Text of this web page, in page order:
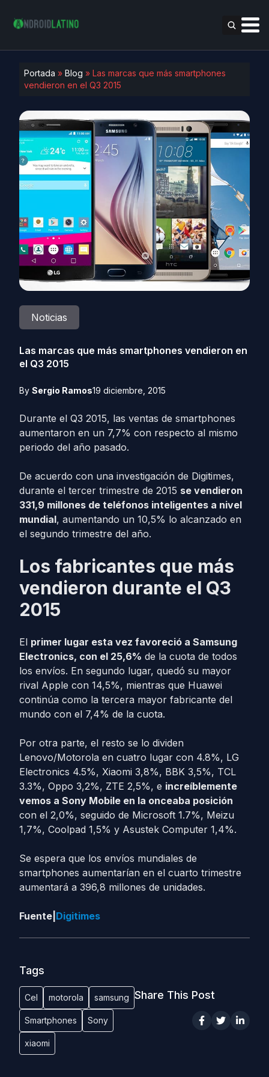
Portada » Blog » Las marcas que más smartphones
vendieron en el Q3 2015
Noticias
Las marcas que más smartphones vendieron en
el Q3 2015
By Sergio Ramos19 diciembre, 2015
Durante el Q3 2015, las ventas de smartphones
aumentaron en un 7,7% con respecto al mismo
periodo del año pasado.
De acuerdo con una investigación de Digitimes,
durante el tercer trimestre de 2015 se vendieron
331,9 millones de teléfonos inteligentes a nivel
mundial, aumentando un 10,5% lo alcanzado en
el segundo trimestre del año.
Los fabricantes que más
vendieron durante el Q3
2015
El primer lugar esta vez favoreció a Samsung
Electronics, con el 25,6% de la cuota de todos
los envíos. En segundo lugar, quedó su mayor
rival Apple con 14,5%, mientras que Huawei
continúa como la tercera mayor fabricante del
mundo con el 7,4% de la cuota.
Por otra parte, el resto se lo dividen
Lenovo/Motorola en cuatro lugar con 4.8%, LG
Electronics 4.5%, Xiaomi 3,8%, BBK 3,5%, TCL
3.3%, Oppo 3,2%, ZTE 2,5%, e increíblemente
vemos a Sony Mobile en la onceaba posición
con el 2,0%, seguido de Microsoft 1.7%, Meizu
1,7%, Coolpad 1,5% y Asustek Computer 1,4%.
Se espera que los envíos mundiales de
smartphones aumentarían en el cuarto trimestre
aumentará a 396,8 millones de unidades.
Fuente| Digitimes
Tags
Cel motorola samsung
Smartphones Sony
xiaomi
Share This Post